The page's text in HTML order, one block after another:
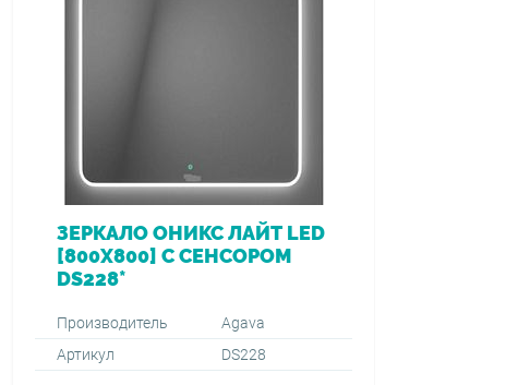
ЗЕРКАЛО ОНИКС ЛАЙТ LED
[800Х800] С СЕНСОРОМ
DS228*
Производитель
Agava
Артикул
DS228